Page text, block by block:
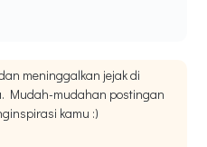
meninggalkan jejak di
Mudah-mudahan postingan
kamu :)